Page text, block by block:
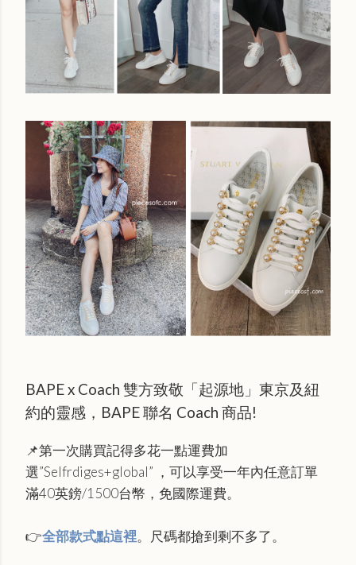
BAPE x Coach 雙方致敬「起源地」東京及紐
約的靈感，BAPE 聯名 Coach 商品!
📌第一次購買記得多花一點運費加
選”Selfrdiges+global” ，可以享受一年內任意訂單
滿40英鎊/1500台幣，免國際運費。
👉全部款式點這裡。尺碼都搶到剩不多了。